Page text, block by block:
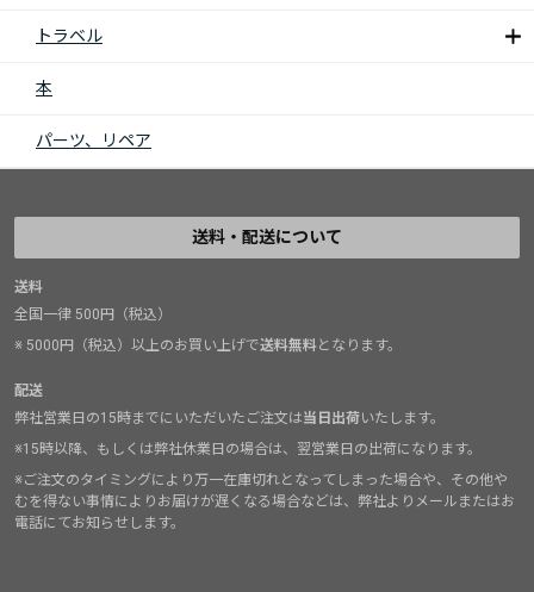
トラベル
本
パーツ、リペア
送料・配送について
送料
全国一律 500円（税込）
※ 5000円（税込）以上のお買い上げで送料無料となります。
配送
弊社営業日の15時までにいただいたご注文は当日出荷いたします。
※15時以降、もしくは弊社休業日の場合は、翌営業日の出荷になります。
※ご注文のタイミングにより万一在庫切れとなってしまった場合や、その他や
むを得ない事情によりお届けが遅くなる場合などは、弊社よりメールまたはお
電話にてお知らせします。